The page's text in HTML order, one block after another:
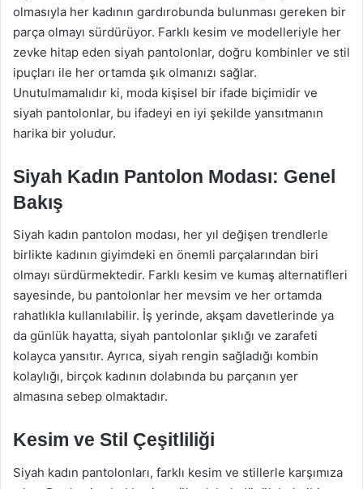
olmasıyla her kadının gardırobunda bulunması gereken bir
parça olmayı sürdürüyor. Farklı kesim ve modelleriyle her
zevke hitap eden siyah pantolonlar, doğru kombinler ve stil
ipuçları ile her ortamda şık olmanızı sağlar.
Unutulmamalıdır ki, moda kişisel bir ifade biçimidir ve
siyah pantolonlar, bu ifadeyi en iyi şekilde yansıtmanın
harika bir yoludur.
Siyah Kadın Pantolon Modası: Genel
Bakış
Siyah kadın pantolon modası, her yıl değişen trendlerle
birlikte kadının giyimdeki en önemli parçalarından biri
olmayı sürdürmektedir. Farklı kesim ve kumaş alternatifleri
sayesinde, bu pantolonlar her mevsim ve her ortamda
rahatlıkla kullanılabilir. İş yerinde, akşam davetlerinde ya
da günlük hayatta, siyah pantolonlar şıklığı ve zarafeti
kolayca yansıtır. Ayrıca, siyah rengin sağladığı kombin
kolaylığı, birçok kadının dolabında bu parçanın yer
almasına sebep olmaktadır.
Kesim ve Stil Çeşitliliği
Siyah kadın pantolonları, farklı kesim ve stillerle karşımıza